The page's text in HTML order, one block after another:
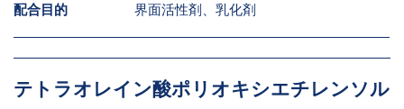
配合目的 界面活性剤、乳化剤
テトラオレイン酸ポリオキシエチレンソル